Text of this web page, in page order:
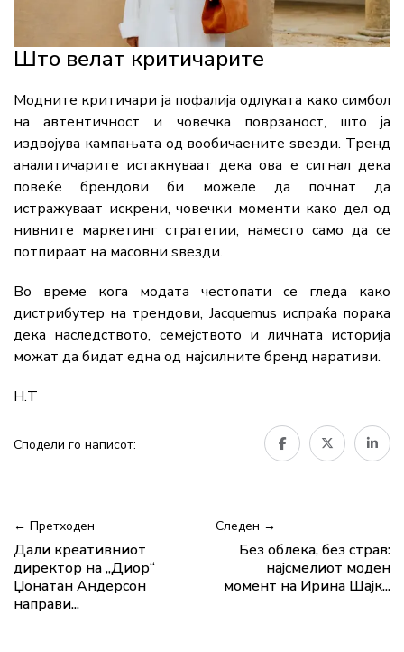
Што велат критичарите
Модните критичари ја пофалија одлуката како симбол
на автентичност и човечка поврзаност, што ја
издвојува кампањата од вообичаените ѕвезди. Тренд
аналитичарите истакнуваат дека ова е сигнал дека
повеќе брендови би можеле да почнат да
истражуваат искрени, човечки моменти како дел од
нивните маркетинг стратегии, наместо само да се
потпираат на масовни ѕвезди.
Во време кога модата честопати се гледа како
дистрибутер на трендови, Jacquemus испраќа порака
дека наследството, семејството и личната историја
можат да бидат една од најсилните бренд наративи.
Н.Т
Сподели го написот:
← Претходен
Дали креативниот
директор на „Диор“
Џонатан Андерсон
направи...
Следен →
Без облека, без страв:
најсмелиот моден
момент на Ирина Шајк...